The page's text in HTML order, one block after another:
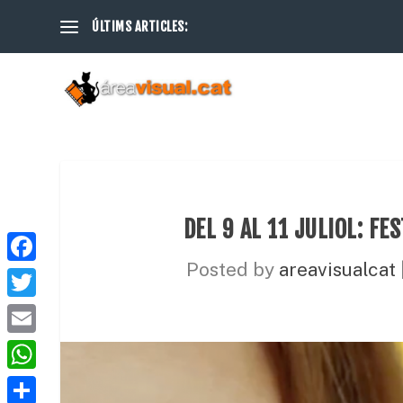
ÚLTIMS ARTICLES:
DEL 9 AL 11 JULIOL:
Posted by areavisualcat
F
a
c
e
b
T
w
i
t
E
m
W